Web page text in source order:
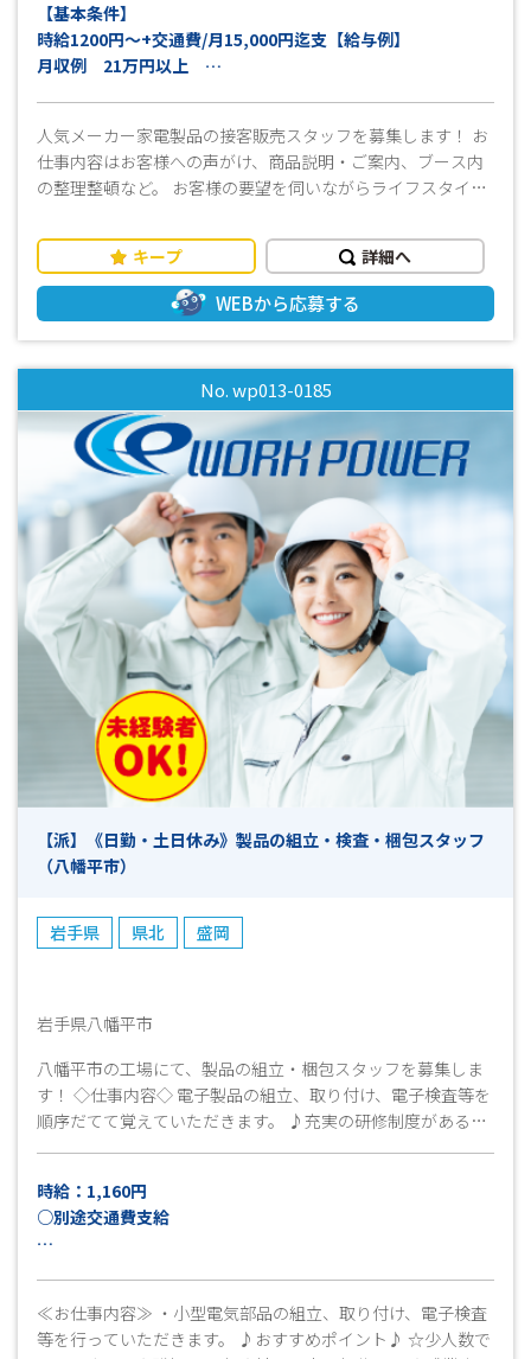
ぜひサポートさせてください ○●○●○--------------------------
-----------------------●○ X(Twitter)やFacebookでもお仕事情報
多数公開中！URLはコチラから ⇓
https://twitter.com/ww4510
https://www.facebook.com/ww4510.jp ○●----------------------
---------------------------○●○●○
【基本条件】
時給1200円～+交通費/月15,000円迄支【給与例】
月収例 21万円以上
人気メーカー家電製品の接客販売スタッフを募集します！ お
仕事内容はお客様への声がけ、商品説明・ご案内、ブース内
の整理整頓など。 お客様の要望を伺いながらライフスタイル
活家電になります☆ 現在就業中の方や転職を検討中の方、職
場復帰を目指す方も落ち着いて準備可能です。 開始日の相談
にも応じられますので遠慮なくご相談ください。 《こんな心
配ありませんか！？》 ＊接客業に戻りたいけど、年齢で諦め
ている ＊長く働きたいけどノルマが怖い ＊家電の販売は難し
そう ＊人と接する仕事が好き！話を聞くのも好き！でもうま
く説明できるかな・・・ ⇒これらの「けど」「でも」すべて
解決できます！！ 【年齢・性別・経験不問＆研修制度の充
実】 研修会実施で商品知識はもちろんお客様へのアプローチ
方法もしっかりレクチャーします。 お話を聞く事ができる、
それも立派なスキルです◎ レジ業務、価格交渉なし！販売ノ
ルマもありません！ 年齢や経験で諦めず、スキルアップしな
がら長期安定のお仕事が可能ですよ♪ その他、質問や相談も
お気軽にご連絡ください。 話だけちょっと聞いてみた
い・・・大歓迎です！ 皆様からのお問合せ、ご応募お待ちし
ております☆彡
キープ 詳細へ
WEBから応募する
No. wp013-0185
【派】《日勤・土日休み》製品の組立・検査・梱包スタッフ
（八幡平市）
岩手県 県北 盛岡
岩手県八幡平市
八幡平市の工場にて、製品の組立・梱包スタッフを募集しま
す！ ◇仕事内容◇ 電子製品の組立、取り付け、電子検査等を
順序だてて覚えていただきます。 ♪充実の研修制度があるの
時給：1,160円
○別途交通費支給
≪お仕事内容≫ ・小型電気部品の組立、取り付け、電子検査
等を行っていただきます。 ♪おすすめポイント♪ ☆少人数で